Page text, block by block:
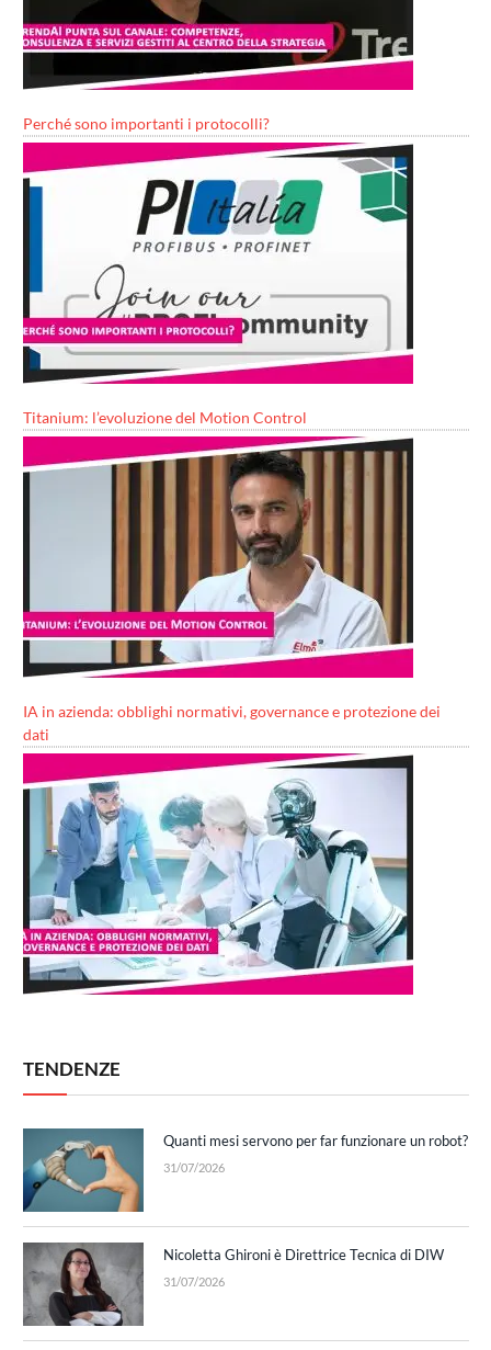
Perché sono importanti i protocolli?
Titanium: l’evoluzione del Motion Control
IA in azienda: obblighi normativi, governance e protezione dei
dati
TENDENZE
Quanti mesi servono per far funzionare un robot?
31/07/2026
Nicoletta Ghironi è Direttrice Tecnica di DIW
31/07/2026